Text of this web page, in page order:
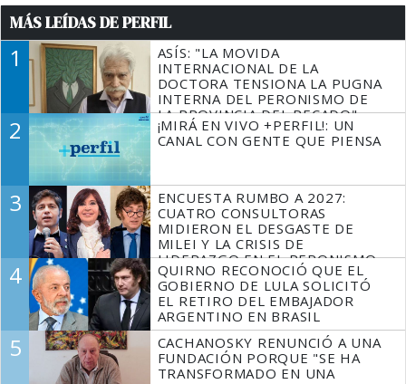
MÁS LEÍDAS DE PERFIL
1
ASÍS: "LA MOVIDA
INTERNACIONAL DE LA
DOCTORA TENSIONA LA PUGNA
INTERNA DEL PERONISMO DE
LA PROVINCIA DEL PECADO"
2
¡MIRÁ EN VIVO +PERFIL!: UN
CANAL CON GENTE QUE PIENSA
3
ENCUESTA RUMBO A 2027:
CUATRO CONSULTORAS
MIDIERON EL DESGASTE DE
MILEI Y LA CRISIS DE
LIDERAZGO EN EL PERONISMO
4
QUIRNO RECONOCIÓ QUE EL
GOBIERNO DE LULA SOLICITÓ
EL RETIRO DEL EMBAJADOR
ARGENTINO EN BRASIL
5
CACHANOSKY RENUNCIÓ A UNA
FUNDACIÓN PORQUE "SE HA
TRANSFORMADO EN UNA